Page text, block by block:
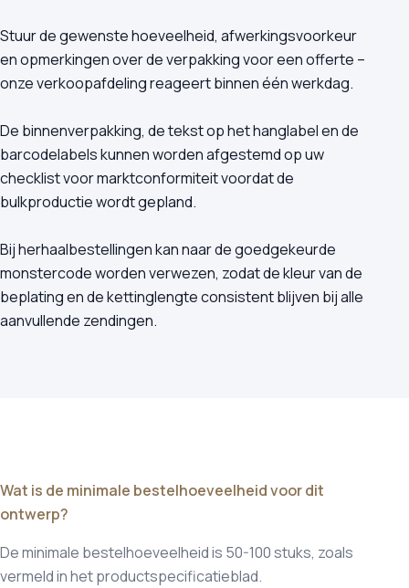
Stuur de gewenste hoeveelheid, afwerkingsvoorkeur
en opmerkingen over de verpakking voor een offerte –
onze verkoopafdeling reageert binnen één werkdag.
De binnenverpakking, de tekst op het hanglabel en de
barcodelabels kunnen worden afgestemd op uw
checklist voor marktconformiteit voordat de
bulkproductie wordt gepland.
Bij herhaalbestellingen kan naar de goedgekeurde
monstercode worden verwezen, zodat de kleur van de
beplating en de kettinglengte consistent blijven bij alle
aanvullende zendingen.
Wat is de minimale bestelhoeveelheid voor dit
ontwerp?
De minimale bestelhoeveelheid is 50-100 stuks, zoals
vermeld in het productspecificatieblad.